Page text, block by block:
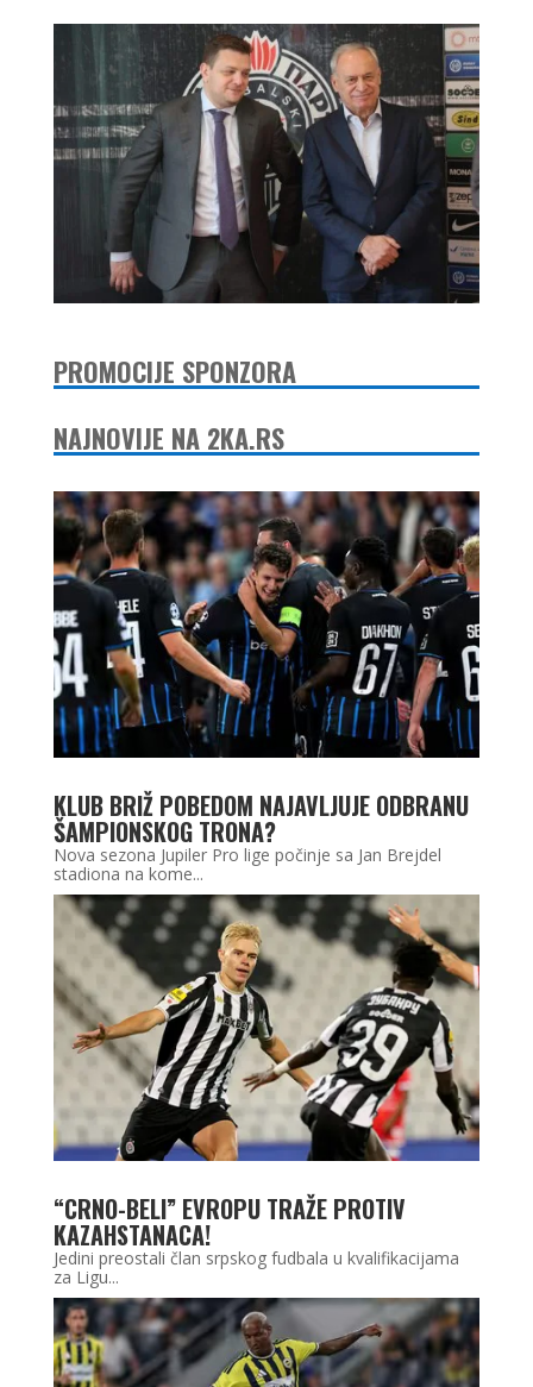
PROMOCIJE SPONZORA
NAJNOVIJE NA 2KA.RS
KLUB BRIŽ POBEDOM NAJAVLJUJE ODBRANU
ŠAMPIONSKOG TRONA?
Nova sezona Jupiler Pro lige počinje sa Jan Brejdel
stadiona na kome...
“CRNO-BELI” EVROPU TRAŽE PROTIV
KAZAHSTANACA!
Jedini preostali član srpskog fudbala u kvalifikacijama
za Ligu...